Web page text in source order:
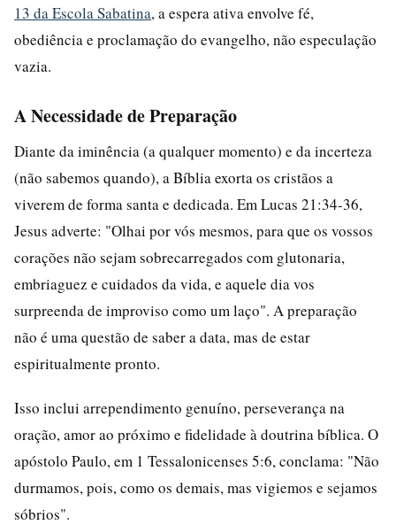
13 da Escola Sabatina, a espera ativa envolve fé,
obediência e proclamação do evangelho, não especulação
vazia.
A Necessidade de Preparação
Diante da iminência (a qualquer momento) e da incerteza
(não sabemos quando), a Bíblia exorta os cristãos a
viverem de forma santa e dedicada. Em Lucas 21:34-36,
Jesus adverte: "Olhai por vós mesmos, para que os vossos
corações não sejam sobrecarregados com glutonaria,
embriaguez e cuidados da vida, e aquele dia vos
surpreenda de improviso como um laço". A preparação
não é uma questão de saber a data, mas de estar
espiritualmente pronto.
Isso inclui arrependimento genuíno, perseverança na
oração, amor ao próximo e fidelidade à doutrina bíblica. O
apóstolo Paulo, em 1 Tessalonicenses 5:6, conclama: "Não
durmamos, pois, como os demais, mas vigiemos e sejamos
sóbrios".